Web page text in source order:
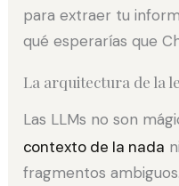
para extraer tu
qué esperarías que
La arquitectura de la
Las LLMs no son
contexto de la nada
fragmentos